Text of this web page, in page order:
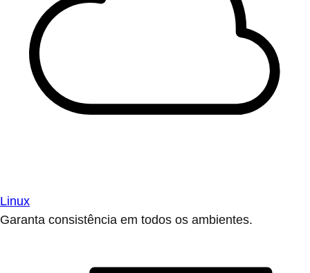
Linux
Garanta consistência em todos os ambientes.